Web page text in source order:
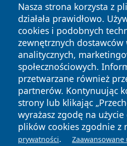
Nasza strona korzysta z
działała prawidłowo.
cookies i podobnych
zewnętrznych dostawców
analitycznych,
społecznościowych.
przetwarzane również
partnerów. Kontynuując
strony lub klikając
wyrażasz zgodę na
plików cookies zgodnie z
prywatności. Zaawansowane
Copyright © 2026
zastrzeżone.
News Autorzy
Polityka
Prywatności